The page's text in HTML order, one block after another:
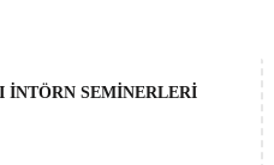
İNTÖRN SEMİNERLERİ